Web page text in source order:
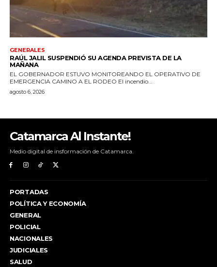
Catamarca Al Instante!
Medio digital de insformación de Catamarca.
PORTADAS
POLÍTICA Y ECONOMÍA
GENERAL
POLICIAL
NACIONALES
JUDICIALES
SALUD